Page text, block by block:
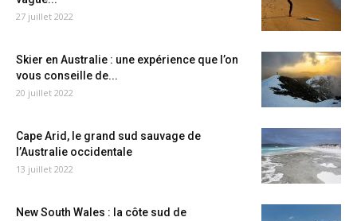
27 juillet 2022
Skier en Australie : une expérience que l’on
vous conseille de...
20 juillet 2022
Cape Arid, le grand sud sauvage de
l’Australie occidentale
13 juillet 2022
New South Wales : la côte sud de